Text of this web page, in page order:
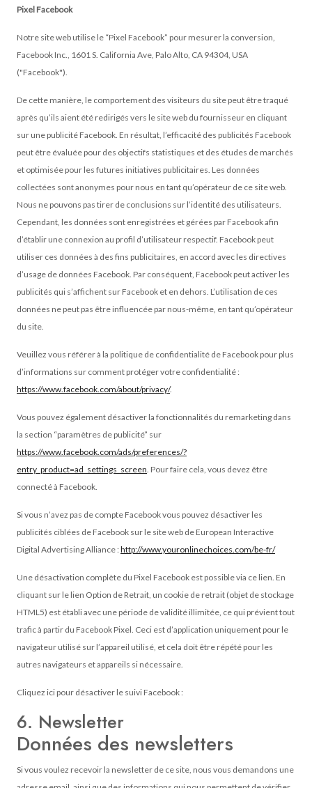
Pixel Facebook
Notre site web utilise le “Pixel Facebook” pour mesurer la conversion,
Facebook Inc., 1601 S. California Ave, Palo Alto, CA 94304, USA
("Facebook").
De cette manière, le comportement des visiteurs du site peut être traqué
après qu’ils aient été redirigés vers le site web du fournisseur en cliquant
sur une publicité Facebook. En résultat, l’efficacité des publicités Facebook
peut être évaluée pour des objectifs statistiques et des études de marchés
et optimisée pour les futures initiatives publicitaires. Les données
collectées sont anonymes pour nous en tant qu’opérateur de ce site web.
Nous ne pouvons pas tirer de conclusions sur l’identité des utilisateurs.
Cependant, les données sont enregistrées et gérées par Facebook afin
d’établir une connexion au profil d’utilisateur respectif. Facebook peut
utiliser ces données à des fins publicitaires, en accord avec les directives
d’usage de données Facebook. Par conséquent, Facebook peut activer les
publicités qui s’affichent sur Facebook et en dehors. L’utilisation de ces
données ne peut pas être influencée par nous-même, en tant qu’opérateur
du site.
Veuillez vous référer à la politique de confidentialité de Facebook pour plus
d’informations sur comment protéger votre confidentialité :
https://www.facebook.com/about/privacy/.
Vous pouvez également désactiver la fonctionnalités du remarketing dans
la section “paramètres de publicité” sur
https://www.facebook.com/ads/preferences/?
entry_product=ad_settings_screen. Pour faire cela, vous devez être
connecté à Facebook.
Si vous n’avez pas de compte Facebook vous pouvez désactiver les
publicités ciblées de Facebook sur le site web de European Interactive
Digital Advertising Alliance :http://www.youronlinechoices.com/be-fr/
Une désactivation complète du Pixel Facebook est possible via ce lien. En
cliquant sur le lien Option de Retrait, un cookie de retrait (objet de stockage
HTML5) est établi avec une période de validité illimitée, ce qui prévient tout
trafic à partir du Facebook Pixel. Ceci est d’application uniquement pour le
navigateur utilisé sur l’appareil utilisé, et cela doit être répété pour les
autres navigateurs et appareils si nécessaire.
Cliquez ici pour désactiver le suivi Facebook :
6. Newsletter
Données des newsletters
Si vous voulez recevoir la newsletter de ce site, nous vous demandons une